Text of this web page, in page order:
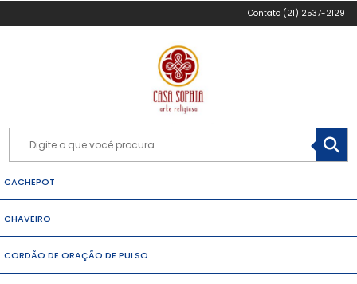
(21) 2537-2129
CACHEPOT
CHAVEIRO
CORDÃO DE ORAÇÃO DE PULSO